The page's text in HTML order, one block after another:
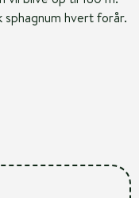
sphagnum hvert forår.